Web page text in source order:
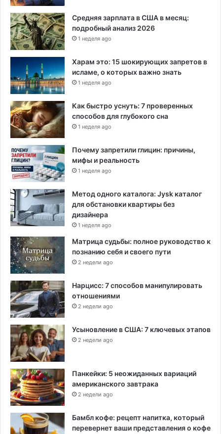
в
о
т
н
Средняя зарплата в США в месяц:
подробный анализ 2026
1 неделя ago
Харам это: 15 шокирующих запретов в
исламе, о которых важно знать
1 неделя ago
Как быстро уснуть: 7 проверенных
способов для глубокого сна
1 неделя ago
Почему запретили глицин: причины,
мифы и реальность
1 неделя ago
Метод одного каталога: Jysk каталог
для обстановки квартиры без
дизайнера
1 неделя ago
Матрица судьбы: полное руководство к
познанию себя и своего пути
2 недели ago
Нарцисс: 7 способов манипулировать
отношениями
2 недели ago
Усыновление в США: 7 ключевых этапов
2 недели ago
Панкейки: 5 неожиданных вариаций
американского завтрака
2 недели ago
Бамбл кофе: рецепт напитка, который
перевернет ваши представления о кофе